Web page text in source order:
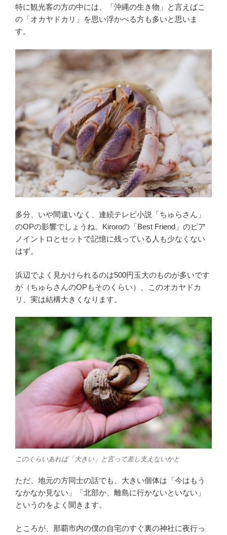
e
o
k
t
e
r
e
特に観光客の方の中には、「沖縄の生き物」と言えばこ
の「オカヤドカリ」を思い浮かべる方も多いと思いま
す。
多分、いや間違いなく、連続テレビ小説「ちゅらさん」
のOPの影響でしょうね。Kiroroの「Best Friend」のピア
ノイントロとセットで記憶に残っている人も少なくない
はず。
浜辺でよく見かけられるのは500円玉大のものが多いです
が（ちゅらさんのOPもそのくらい）、このオカヤドカ
リ、実は結構大きくなります。
このくらいあれば「大きい」と言って差し支えないかと
ただ、地元の方同士の話でも、大きい個体は「今はもう
なかなか見ない」「北部か、離島に行かないといない」
というのをよく聞きます。
ところが、那覇市内の僕の自宅のすぐ裏の神社に夜行っ